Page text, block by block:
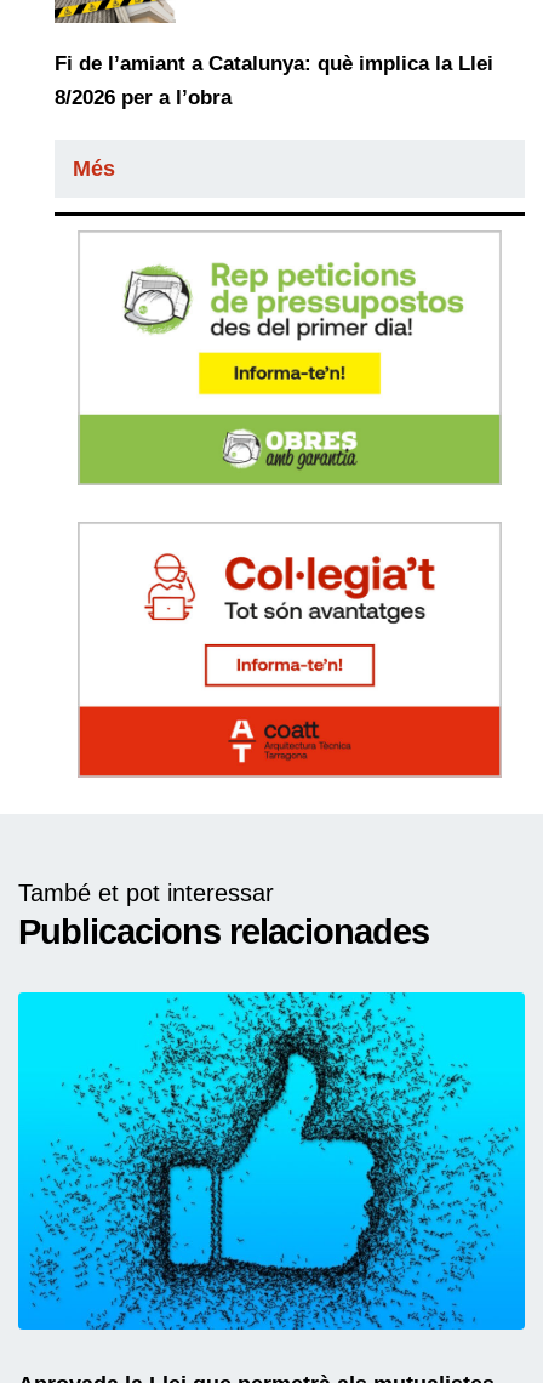
Fi de l’amiant a Catalunya: què implica la Llei
8/2026 per a l’obra
Més
També et pot interessar
Publicacions relacionades